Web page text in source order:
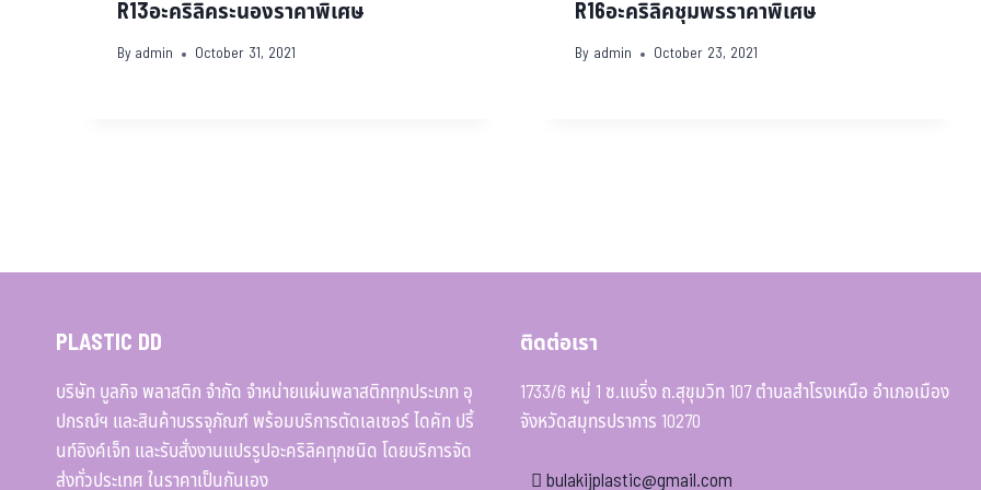
R13อะคริลิคระนองราคาพิเศษ
By admin October 31, 2021
R16อะคริลิคชุมพรราคาพิเศษ
By admin October 23, 2021
PLASTIC DD
บริษัท บูลกิจ พลาสติก จำกัด จำหน่ายแผ่นพลาสติกทุกประเภท อุ
ปกรณ์ฯ และสินค้าบรรจุภัณฑ์ พร้อมบริการตัดเลเซอร์ ไดคัท ปริ้
นท์อิงค์เจ็ท และรับสั่งงานแปรรูปอะคริลิคทุกชนิด โดยบริการจัด
ส่งทั่วประเทศ ในราคาเป็นกันเอง
ติดต่อเรา
1733/6 หมู่ 1 ซ.แบริ่ง ถ.สุขุมวิท 107 ตำบลสำโรงเหนือ อำเภอเมือง
จังหวัดสมุทรปราการ 10270
bulakijplastic@gmail.com